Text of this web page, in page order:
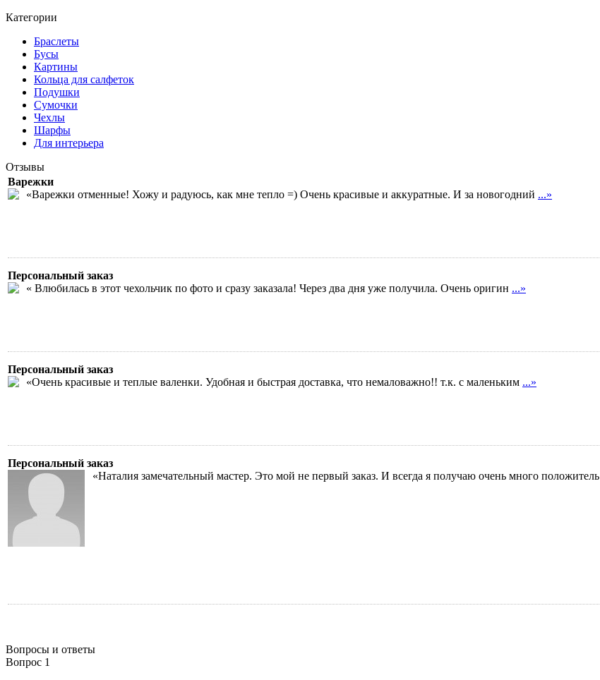
Категории
Браслеты
Бусы
Картины
Кольца для салфеток
Подушки
Сумочки
Чехлы
Шарфы
Для интерьера
Отзывы
Варежки
«Варежки отменные! Хожу и радуюсь, как мне тепло =) Очень красивые и аккуратные. И за новогодний ...»
Персональный заказ
« Влюбилась в этот чехольчик по фото и сразу заказала! Через два дня уже получила. Очень оригин ...»
Персональный заказ
«Очень красивые и теплые валенки. Удобная и быстрая доставка, что немаловажно!! т.к. с маленьким ...»
Персональный заказ
«Наталия замечательный мастер. Это мой не первый заказ. И всегда я получаю очень много положитель
Вопросы и ответы
Вопрос 1